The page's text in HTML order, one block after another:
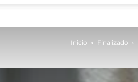
Inicio Finalizado